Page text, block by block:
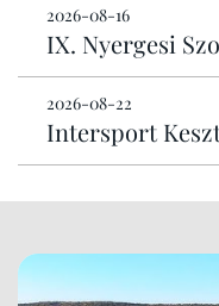
2026-08-16
IX. Nyergesi
2026-08-22
Intersport